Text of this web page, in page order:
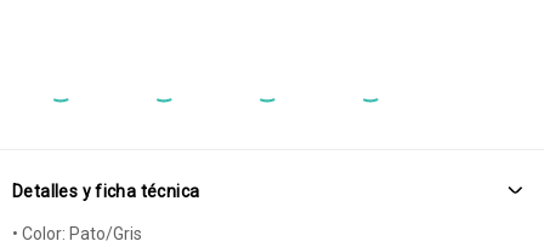
Detalles y ficha técnica
• Color: Pato/Gris